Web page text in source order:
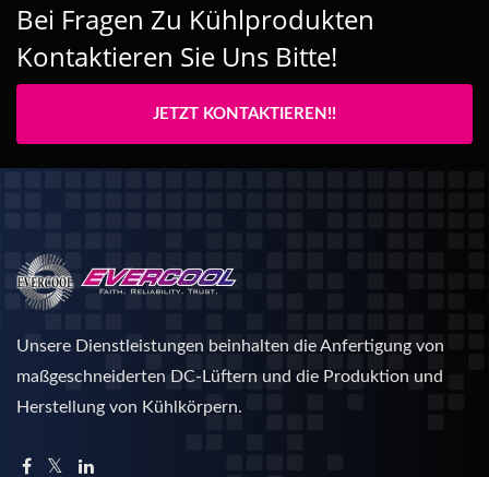
Bei Fragen Zu Kühlprodukten
Kontaktieren Sie Uns Bitte!
JETZT KONTAKTIEREN!!
Unsere Dienstleistungen beinhalten die Anfertigung von
maßgeschneiderten DC-Lüftern und die Produktion und
Herstellung von Kühlkörpern.